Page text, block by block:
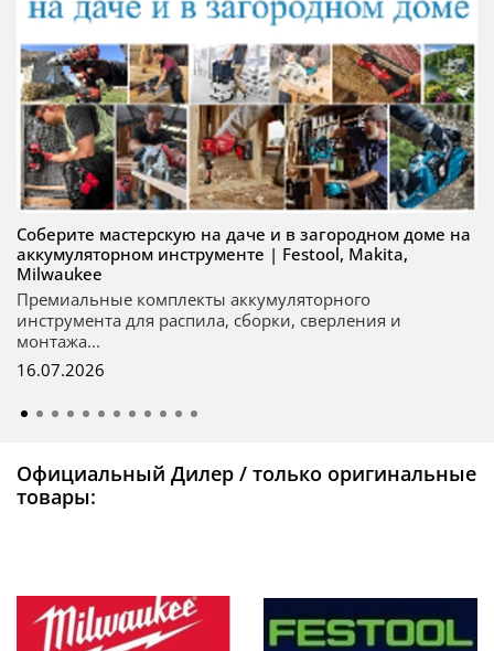
Соберите мастерскую на даче и в загородном доме на
аккумуляторном инструменте | Festool, Makita,
Milwaukee
Премиальные комплекты аккумуляторного
инструмента для распила, сборки, сверления и
монтажа...
16.07.2026
Официальный Дилер / только оригинальные
товары: